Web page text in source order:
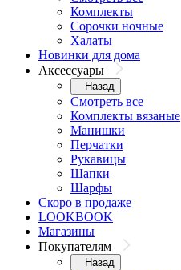
Комплекты
Сорочки ночные
Халаты
Новинки для дома
Аксессуары
Назад
Смотреть все
Комплекты вязаные
Манишки
Перчатки
Рукавицы
Шапки
Шарфы
Скоро в продаже
LOOKBOOK
Магазины
Покупателям
Назад